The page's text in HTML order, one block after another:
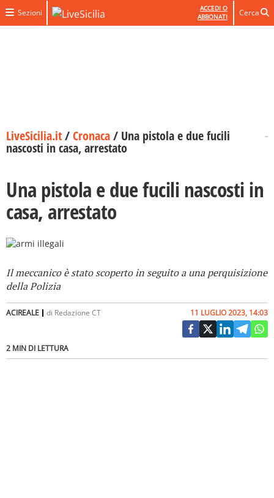
Sezioni
ACCEDI O
ABBONATI
Cerca
LiveSicilia.it/Cronaca/ Una pistola e due fucili
nascosti in casa, arrestato
Una pistola e due fucili nascosti in
casa, arrestato
Il meccanico è stato scoperto in seguito a una perquisizione
della Polizia
ACIREALE di Redazione CT
2 MIN DI LETTURA
11 LUGLIO 2023, 14:03